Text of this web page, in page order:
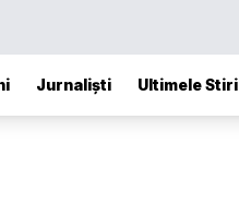
Jurnaliști Ultimele Stiri